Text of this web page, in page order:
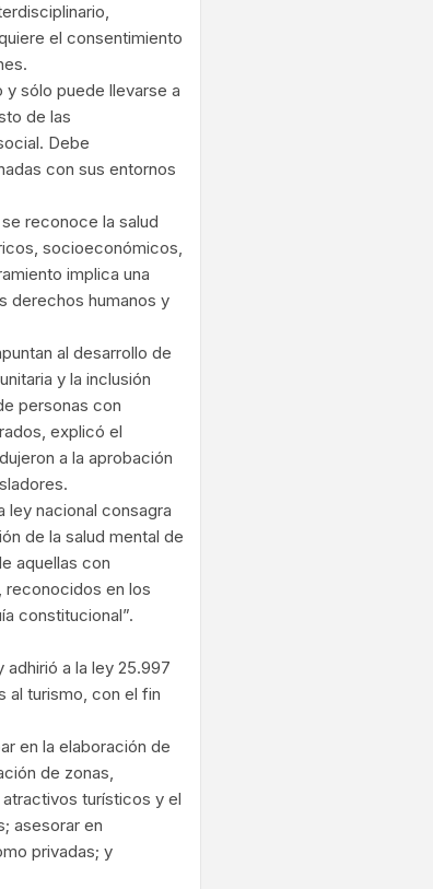
el consentimiento
sólo puede llevarse a
de las
Debe
con sus entornos
reconoce la salud
socioeconómicos,
implica una
derechos humanos y
al desarrollo de
y la inclusión
personas con
explicó el
a la aprobación
ley nacional consagra
de la salud mental de
aquellas con
reconocidos en los
constitucional”.
a la ley 25.997
al turismo, con el fin
en la elaboración de
de zonas,
turísticos y el
asesorar en
privadas; y